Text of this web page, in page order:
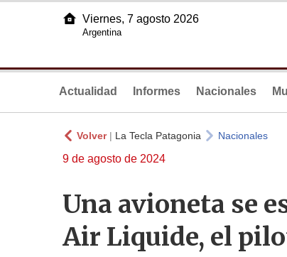
Viernes, 7 agosto 2026
Argentina
Actualidad Informes Nacionales
Volver| La Tecla Patagonia Nacionales
9 de agosto de 2024
Una avioneta se
Air Liquide, el